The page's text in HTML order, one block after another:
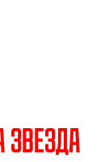
звезда